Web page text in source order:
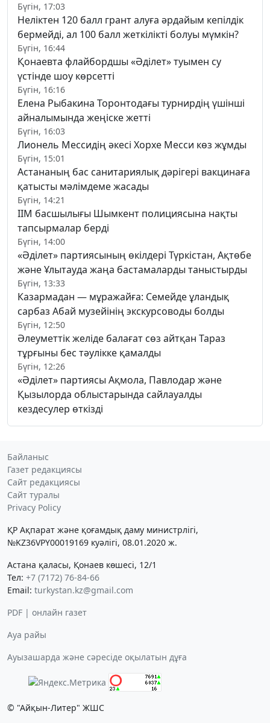
Бүгін, 17:03
Неліктен 120 балл грант алуға әрдайым кепілдік
бермейді, ал 100 балл жеткілікті болуы мүмкін?
Бүгін, 16:44
Қонаевта флайбордшы «Әділет» туымен су
үстінде шоу көрсетті
Бүгін, 16:16
Елена Рыбакина Торонтодағы турнирдің үшінші
айналымында жеңіске жетті
Бүгін, 16:03
Лионель Мессидің әкесі Хорхе Месси көз жұмды
Бүгін, 15:01
Астананың бас санитариялық дәрігері вакцинаға
қатысты мәлімдеме жасады
Бүгін, 14:21
ІІМ басшылығы Шымкент полициясына нақты
тапсырмалар берді
Бүгін, 14:00
«Әділет» партиясының өкілдері Түркістан, Ақтөбе
және Ұлытауда жаңа бастамаларды таныстырды
Бүгін, 13:33
Казармадан — мұражайға: Семейде ұландық
сарбаз Абай музейінің экскурсоводы болды
Бүгін, 12:50
Әлеуметтік желіде балағат сөз айтқан Тараз
тұрғыны бес тәулікке қамалды
Бүгін, 12:26
«Әділет» партиясы Ақмола, Павлодар және
Қызылорда облыстарында сайлауалды
кездесулер өткізді
Байланыс
Газет редакциясы
Сайт редакциясы
Сайт туралы
Privacy Policy
ҚР Ақпарат және қоғамдық даму министрлігі,
№KZ36VPY00019169 куәлігі, 08.01.2020 ж.
Астана қаласы, Қонаев көшесі, 12/1
Тел: +7 (7172) 76-84-66
Email: turkystan.kz@gmail.com
PDF | онлайн газет
Ауа райы
Ауызашарда және сәресіде оқылатын дұға
© "Айқын-Литер" ЖШС